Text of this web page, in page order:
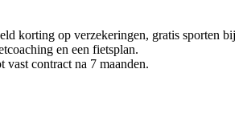
korting op verzekeringen, gratis sporten bij
en een fietsplan.
contract na 7 maanden.